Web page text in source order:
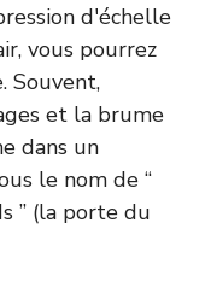
d'échelle
vous pourrez
Souvent,
et la brume
dans un
le nom de “
” (la porte du